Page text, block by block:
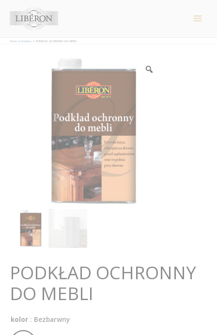
Home Produkty PODKŁAD OCHRONNY DO MEBLI
PODKŁAD OCHRONNY
DO MEBLI
kolor : Bezbarwny